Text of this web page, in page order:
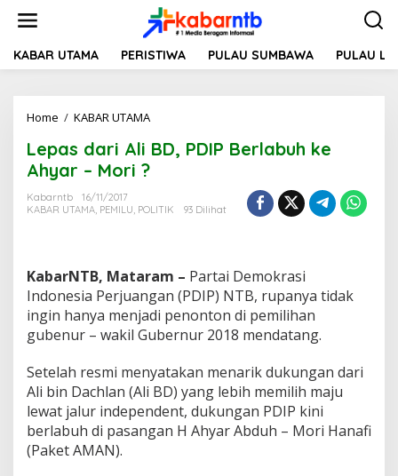
t
KABAR UTAMA PERISTIWA PULAU SUMBAWA PULAU
Home / KABAR UTAMA
p
a
l
i
B
D
,
D
P
B
e
Lepas dari Ali BD, PDIP Berlabuh ke
Ahyar – Mori ?
Kabarntb
16/11/2017
KABAR UTAMA, PEMILU, POLITIK 93 Dilihat
KabarNTB, Mataram – Partai Demokrasi
Indonesia Perjuangan (PDIP) NTB, rupanya tidak
ingin hanya menjadi penonton di pemilihan
gubenur – wakil Gubernur 2018 mendatang.
Setelah resmi menyatakan menarik dukungan dari
Ali bin Dachlan (Ali BD) yang lebih memilih maju
lewat jalur independent, dukungan PDIP kini
berlabuh di pasangan H Ahyar Abduh – Mori Hanafi
(Paket AMAN).